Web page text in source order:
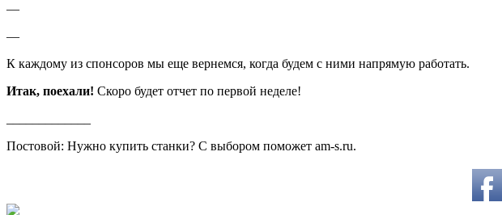
—
—
К каждому из спонсоров мы еще вернемся, когда будем с ними напрямую работать.
Итак, поехали! Скоро будет отчет по первой неделе!
Постовой: Нужно купить станки? С выбором поможет am-s.ru.